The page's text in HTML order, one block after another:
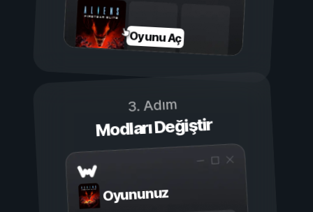
Oyunu Aç
3. Adım
Modları Değiştir
Oyununuz